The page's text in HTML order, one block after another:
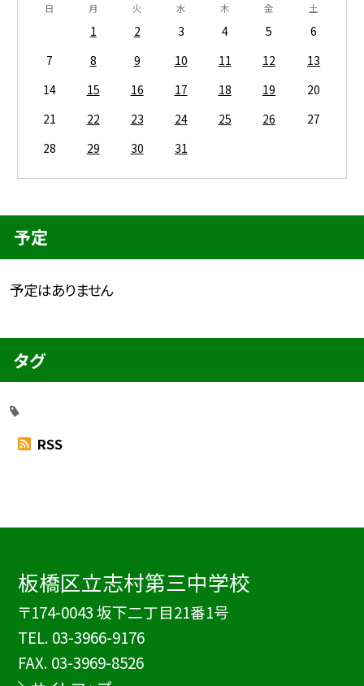
日 月 火 水 木 金 土
1 2 3 4 5
6
7
8 9 10 11 12
13
14
15 16 17 18 19
20
21
22 23 24 25 26
27
28
29 30 31
予定
予定はありません
タグ
RSS
板橋区立志村第三中学校
〒174-0043 坂下二丁目21番1号
TEL. 03-3966-9176
FAX. 03-3969-8526